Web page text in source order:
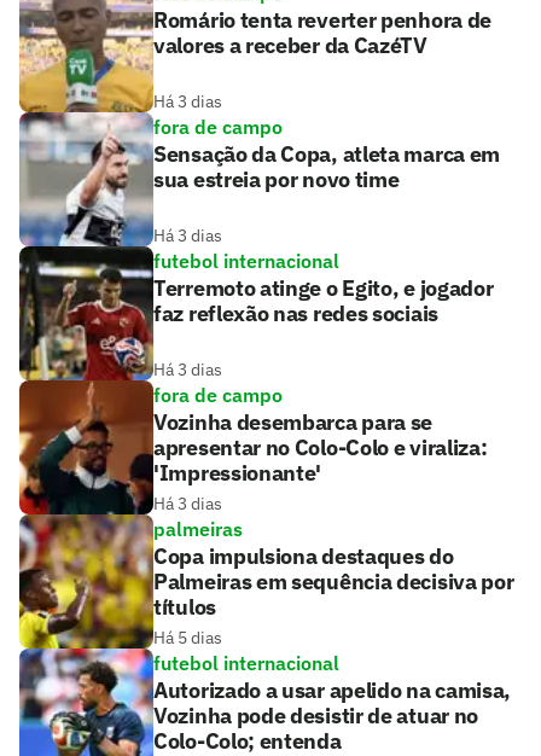
Romário tenta reverter penhora de
valores a receber da CazéTV
Há 3 dias
fora de campo
Sensação da Copa, atleta marca em
sua estreia por novo time
Há 3 dias
futebol internacional
Terremoto atinge o Egito, e jogador
faz reflexão nas redes sociais
Há 3 dias
fora de campo
Vozinha desembarca para se
apresentar no Colo-Colo e viraliza:
'Impressionante'
Há 3 dias
palmeiras
Copa impulsiona destaques do
Palmeiras em sequência decisiva por
títulos
Há 5 dias
futebol internacional
Autorizado a usar apelido na camisa,
Vozinha pode desistir de atuar no
Colo-Colo; entenda